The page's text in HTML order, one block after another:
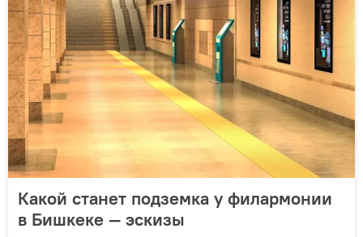
Какой станет подземка у филармонии
в Бишкеке — эскизы